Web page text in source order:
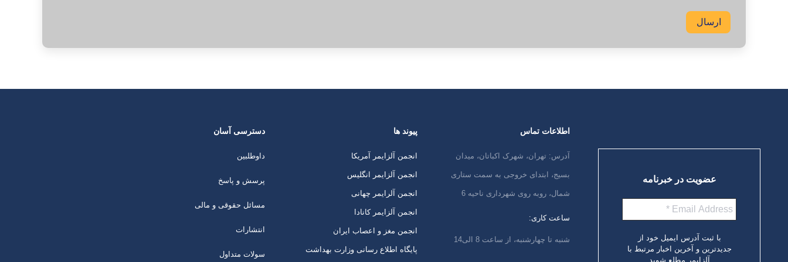
ارسال
عضویت در خبرنامه
با ثبت آدرس ایمیل خود از
جدیدترین و آخرین اخبار مرتبط با
آلزایمر مطلع شوید
اطلاعات تماس
آدرس: تهران، شهرک اکباتان، میدان
بسیج، ابتدای خروجی به سمت ستاری
شمال، روبه روی شهرداری ناحیه 6
ساعت کاری:
شنبه تا چهارشنبه، از ساعت 8 الی14
پیوند ها
انجمن آلزایمر آمریکا
انجمن آلزایمر انگلیس
انجمن آلرایمر چهانی
انجمن آلزایمر کانادا
انجمن مغز و اعصاب ایران
پایگاه اطلاع رسانی وزارت بهداشت
دسترسی آسان
داوطلبین
پرسش و پاسخ
مسائل حقوقی و مالی
انتشارات
سولات متداول